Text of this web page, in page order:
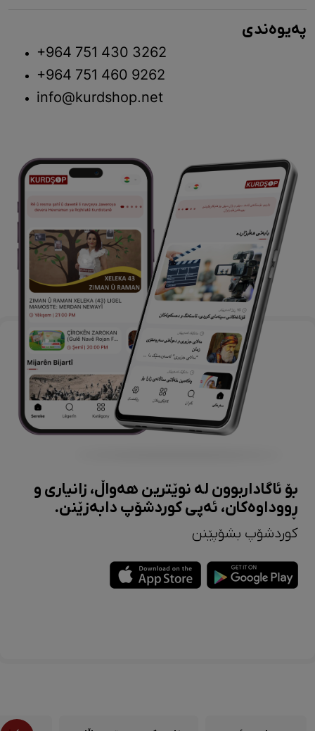
پەیوەندی
+964 751 430 3262
+964 751 460 9262
info@kurdshop.net
بۆ ئاگاداربوون لە نوێترین هەواڵ، زانیاری و
ڕووداوەکان، ئەپی کوردشۆپ دابەزێنن.
کوردشۆپ بشۆپێنن